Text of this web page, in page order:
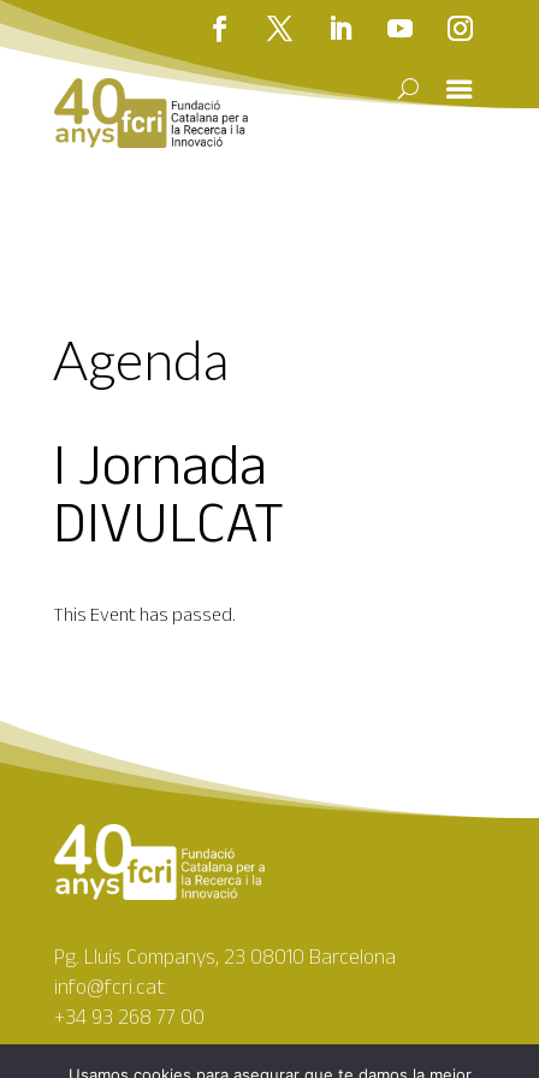
Agenda
I Jornada
DIVULCAT
This Event has passed.
Pg. Lluís Companys, 23 08010 Barcelona
info@fcri.cat
+34 93 268 77 00